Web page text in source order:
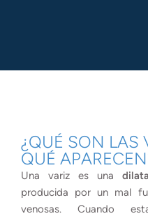
¿QUÉ SON LAS
QUÉ
Una variz es una
producida por un mal
venosas. Cuando